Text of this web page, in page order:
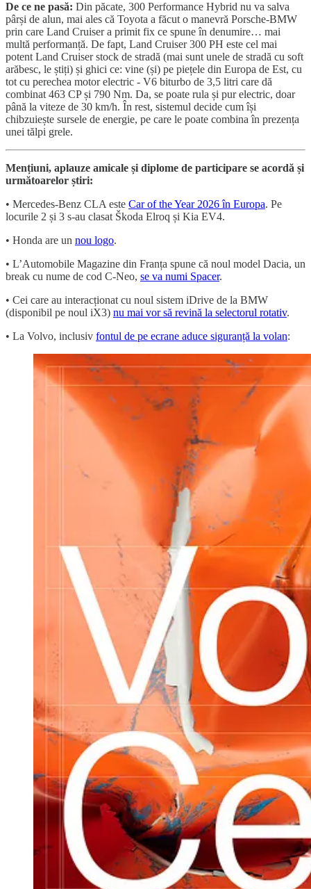
De ce ne pasă: Din păcate, 300 Performance Hybrid nu va salva
pârși de alun, mai ales că Toyota a făcut o manevră Porsche-BMW
prin care Land Cruiser a primit fix ce spune în denumire… mai
multă performanță. De fapt, Land Cruiser 300 PH este cel mai
potent Land Cruiser stock de stradă (mai sunt unele de stradă cu soft
arăbesc, le știți) și ghici ce: vine (și) pe piețele din Europa de Est, cu
tot cu perechea motor electric - V6 biturbo de 3,5 litri care dă
combinat 463 CP și 790 Nm. Da, se poate rula și pur electric, doar
până la viteze de 30 km/h. În rest, sistemul decide cum își
chibzuiește sursele de energie, pe care le poate combina în prezența
unei tălpi grele.
Mențiuni, aplauze amicale și diplome de participare se acordă și
următoarelor știri:
• Mercedes-Benz CLA este Car of the Year 2026 în Europa. Pe
locurile 2 și 3 s-au clasat Škoda Elroq și Kia EV4.
• Honda are un nou logo.
• L’Automobile Magazine din Franța spune că noul model Dacia, un
break cu nume de cod C-Neo, se va numi Spacer.
• Cei care au interacționat cu noul sistem iDrive de la BMW
(disponibil pe noul iX3) nu mai vor să revină la selectorul rotativ.
• La Volvo, inclusiv fontul de pe ecrane aduce siguranță la volan: